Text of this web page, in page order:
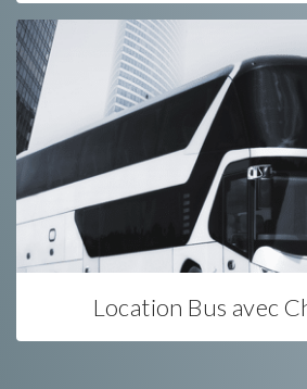
Location Bus avec